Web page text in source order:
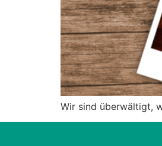
Wir sind überwältigt,